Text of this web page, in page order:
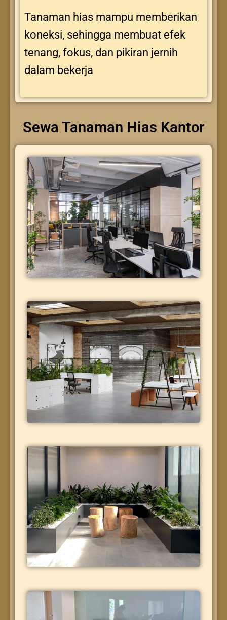
Tanaman hias mampu memberikan
koneksi, sehingga membuat efek
tenang, fokus, dan pikiran jernih
dalam bekerja
Sewa Tanaman Hias Kantor